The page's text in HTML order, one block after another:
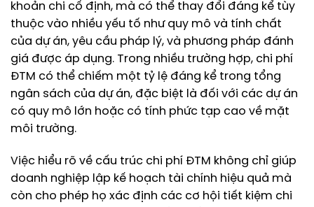
khoản chi cố định, mà có thể thay đổi đáng kể tùy
thuộc vào nhiều yếu tố như quy mô và tính chất
của dự án, yêu cầu pháp lý, và phương pháp đánh
giá được áp dụng. Trong nhiều trường hợp, chi phí
ĐTM có thể chiếm một tỷ lệ đáng kể trong tổng
ngân sách của dự án, đặc biệt là đối với các dự án
có quy mô lớn hoặc có tính phức tạp cao về mặt
môi trường.
Việc hiểu rõ về cấu trúc chi phí ĐTM không chỉ giúp
doanh nghiệp lập kế hoạch tài chính hiệu quả mà
còn cho phép họ xác định các cơ hội tiết kiệm chi